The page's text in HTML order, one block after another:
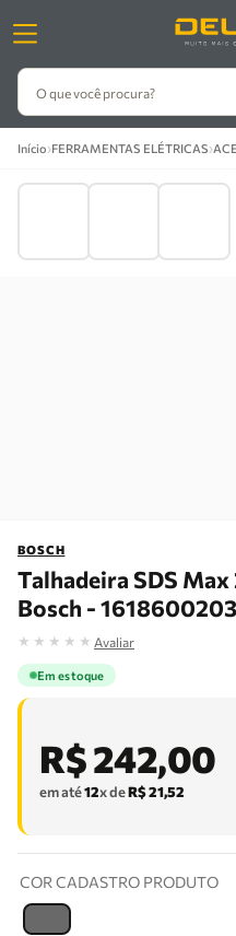
O que você procura?
Início›FERRAMENTAS ELÉTRICAS›
BOSCH
Talhadeira SDS
Bosch - 1618600203
★ ★ ★ ★ ★ Avaliar
Em estoque
R$242,00
em até12x deR$21,52
COR CADASTRO PRODUTO